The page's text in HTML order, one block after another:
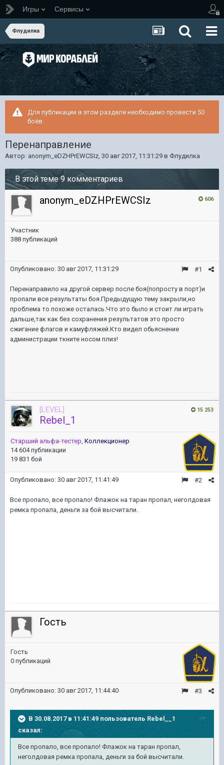
Игры Сервисы
Флудилка
Для публикации в этом разделе необходимо провести 50
боёв.
Перенаправление
Автор: anonym_eDZHPrEWCSIz, 30 авг 2017, 11:31:29 в Флудилка
В этой теме 9 комментариев
606
anonym_eDZHPrEWCSIz
Участник
388 публикаций
#1
Опубликовано: 30 авг 2017, 11:31:29
Перенаправило на другой сервер после боя(попросту в порт)и
пропали все результаты боя.Предыдущую тему закрыли,но
проблема то похоже осталась.Что это было и стоит ли играть
дальше,так как без сохранения результатов это просто
сжигание флагов и камуфляжей.Кто видел обьяснение
администрации ткните носом плиз!
15 253
[LEVEL]
Rebel_1
Старший альфа-тестер, Коллекционер
14 604 публикации
19 831 бой
#2
Опубликовано: 30 авг 2017, 11:41:49
Все пропало, все пропало! Флажок на таран пропал, неголдовая
ремка пропала, деньги за бой высчитали.
Гость
Гость
0 публикаций
#3
Опубликовано: 30 авг 2017, 11:44:40
В 30.08.2017 в 11:41:49 пользователь Rebel__1
сказал:
Все пропало, все пропало! Флажок на таран пропал,
неголдовая ремка пропала, деньги за бой высчитали.